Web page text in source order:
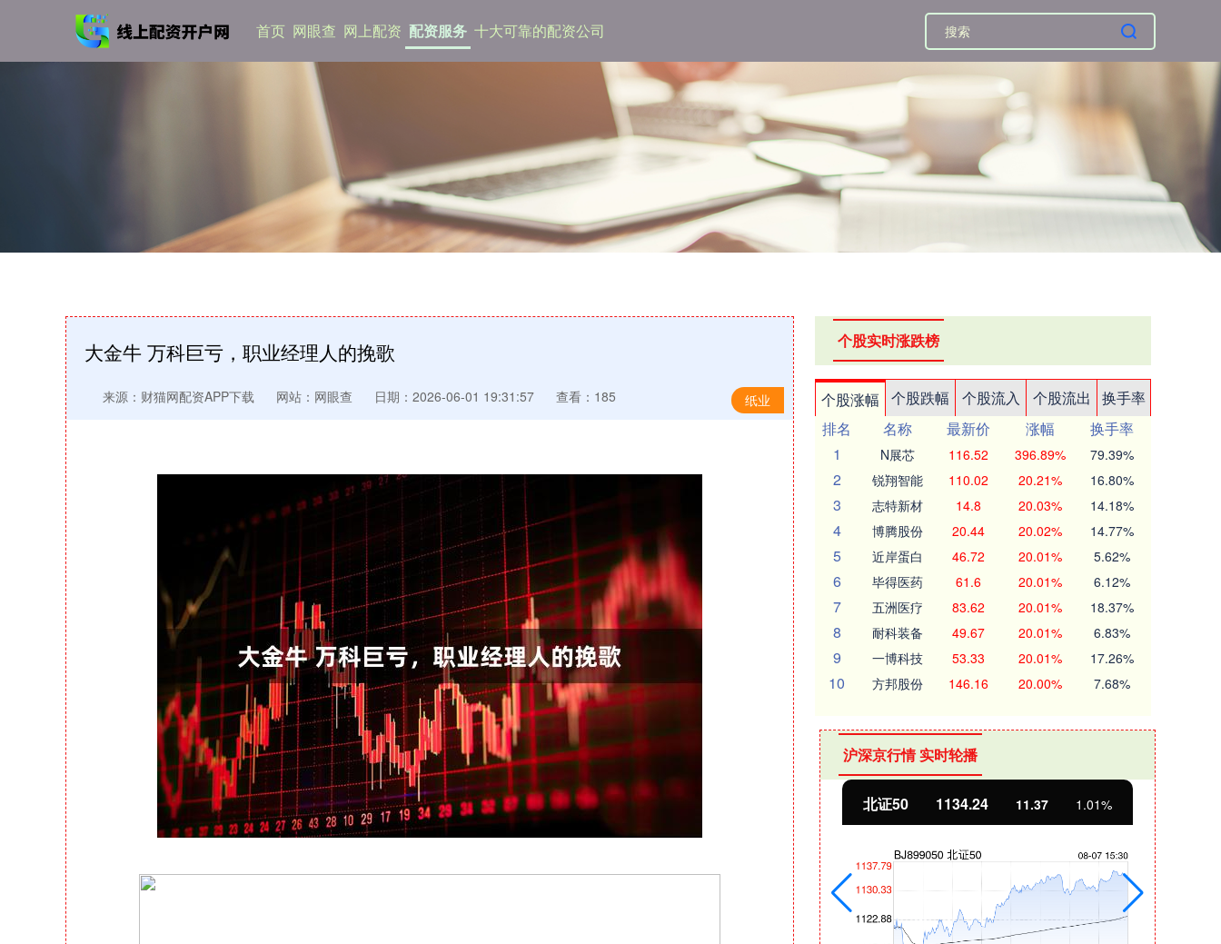
首页 网眼查 网上配资 配资服务 十大可靠的配资公司
大金牛 万科巨亏，职业经理人的挽歌
纸业
来源：财猫网配资APP下载 网站：网眼查 日期：2026-06-01 19:31:57 查看：185
个股实时涨跌榜
个股涨幅 个股跌幅 个股流入 个股流出
换手率
排名
名称 最新价 涨幅
换手率
1
N展芯 116.52 396.89% 79.39%
2 锐翔智能 110.02 20.21% 16.80%
3 志特新材 14.8 20.03% 14.18%
4 博腾股份 20.44 20.02% 14.77%
5 近岸蛋白 46.72 20.01% 5.62%
6 毕得医药 61.6 20.01% 6.12%
7 五洲医疗 83.62 20.01% 18.37%
8 耐科装备 49.67 20.01% 6.83%
9 一博科技 53.33 20.01% 17.26%
10 方邦股份 146.16 20.00% 7.68%
沪深京行情 实时轮播
深证成指 14311.01 200.89 1.42% 沪深300 4694.44 北证50 1134.24 11.37 1.01%